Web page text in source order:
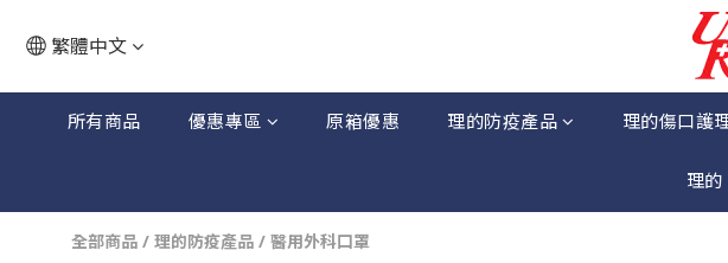
繁體中文
所有商品 優惠專區 原箱優惠 理的防疫產品 理的傷口護
理
全部商品 / 理的防疫產品 / 醫用外科口罩